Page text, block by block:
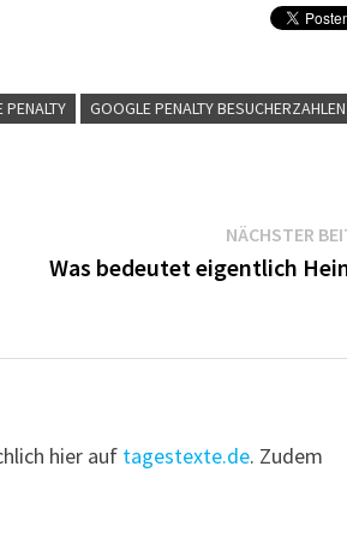
PENALTY
GOOGLE PENALTY BESUCHERZAHLEN
NÄCHSTER
Was bedeutet eigentlich
hier auf tagestexte.de. Zudem